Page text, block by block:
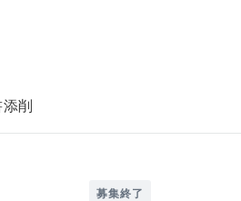
削
募集終了